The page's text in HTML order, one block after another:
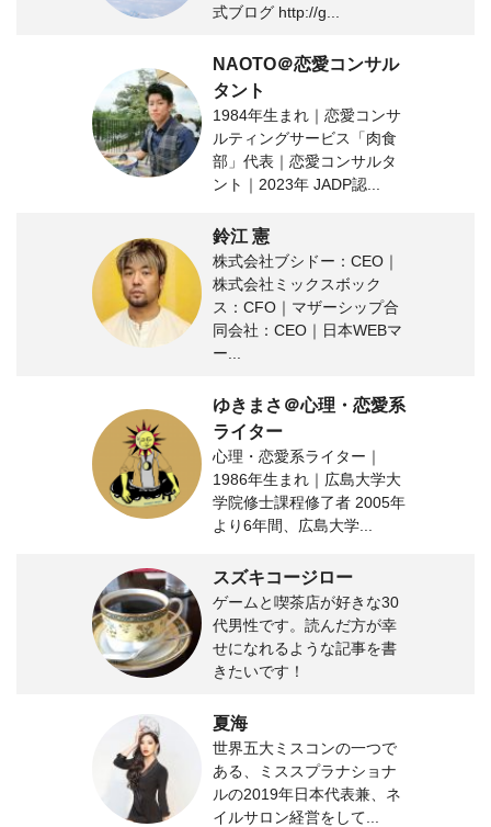
式ブログ http://g...
NAOTO＠恋愛コンサル
タント
1984年生まれ｜恋愛コンサ
ルティングサービス「肉食
部」代表｜恋愛コンサルタ
ント｜2023年 JADP認...
鈴江 憲
株式会社ブシドー：CEO｜
株式会社ミックスボック
ス：CFO｜マザーシップ合
同会社：CEO｜日本WEBマ
ー...
ゆきまさ＠心理・恋愛系
ライター
心理・恋愛系ライター｜
1986年生まれ｜広島大学大
学院修士課程修了者 2005年
より6年間、広島大学...
スズキコージロー
ゲームと喫茶店が好きな30
代男性です。読んだ方が幸
せになれるような記事を書
きたいです！
夏海
世界五大ミスコンの一つで
ある、ミススプラナショナ
ルの2019年日本代表兼、ネ
イルサロン経営をして...